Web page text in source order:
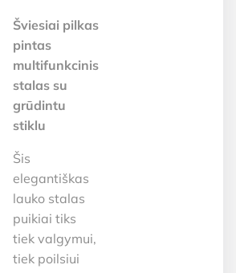
Šviesiai pilkas
pintas
multifunkcinis
stalas su
grūdintu
stiklu
Šis
elegantiškas
lauko stalas
puikiai tiks
tiek valgymui,
tiek poilsiui